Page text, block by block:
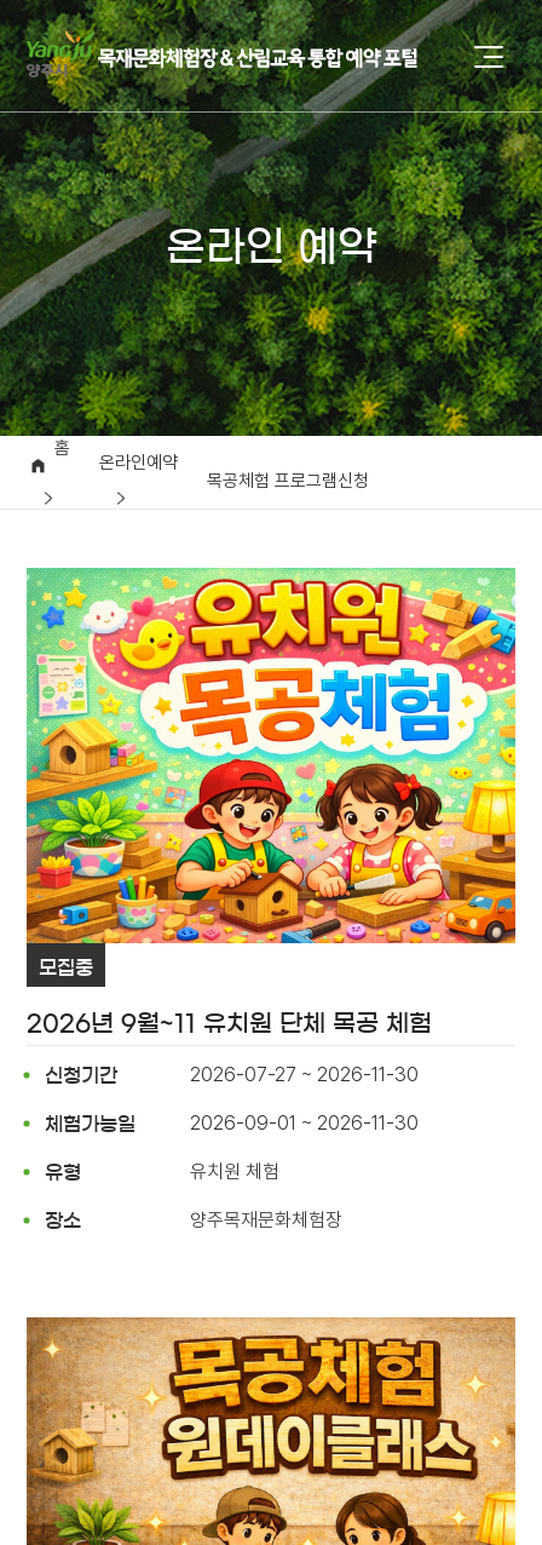
온라인 예약
홈
온라인예약
목공체험 프로그램신청
모집중
2026년 9월~11 유치원 단체 목공 체험
신청기간 2026-07-27 ~ 2026-11-30
체험가능일 2026-09-01 ~ 2026-11-30
유형 유치원 체험
장소 양주목재문화체험장